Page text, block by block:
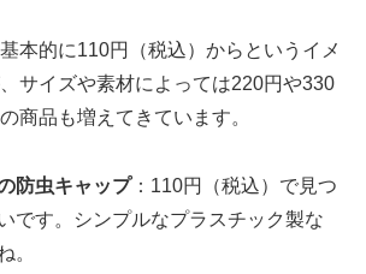
本的に110円（税込）からというイメ
サイズや素材によっては220円や330
商品も増えてきています。
防虫キャップ：110円（税込）で見つ
です。シンプルなプラスチック製な
。